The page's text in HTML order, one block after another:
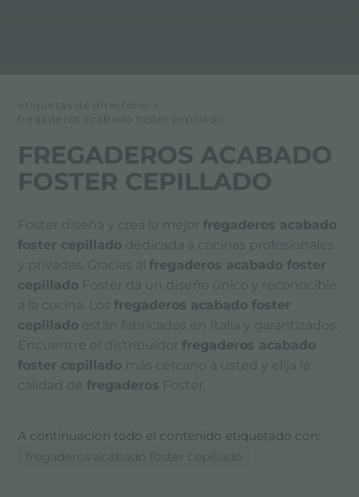
etiquetas de directorio
>
fregaderos acabado foster cepillado
FREGADEROS ACABADO
FOSTER CEPILLADO
Foster diseña y crea la mejorfregaderos acabado
foster cepillado dedicada a cocinas profesionales
y privadas. Gracias alfregaderos acabado foster
cepillado Foster da un diseño único y reconocible
a la cocina. Losfregaderos acabado foster
cepillado están fabricados en Italia y garantizados.
Encuentre el distribuidorfregaderos acabado
foster cepillado más cercano a usted y elija la
calidad defregaderos Foster.
A continuación todo el contenido etiquetado con:
fregaderos acabado foster cepillado